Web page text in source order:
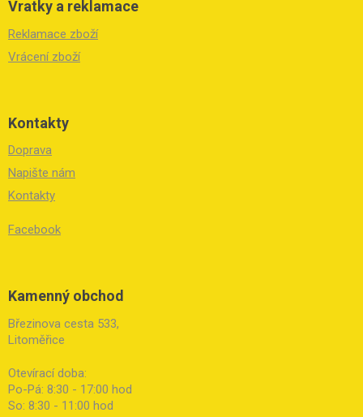
Vratky a reklamace
Reklamace zboží
Vrácení zboží
Kontakty
Doprava
Napište nám
Kontakty
Facebook
Kamenný obchod
Březinova cesta 533,
Litoměřice
Otevírací doba:
Po-Pá: 8:30 - 17:00 hod
So: 8:30 - 11:00 hod